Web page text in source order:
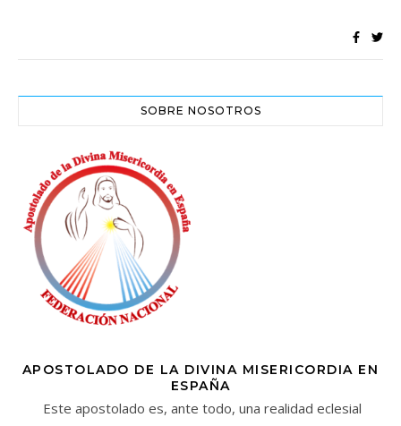
SOBRE NOSOTROS
APOSTOLADO DE LA DIVINA MISERICORDIA EN
ESPAÑA
Este apostolado es, ante todo, una realidad eclesial